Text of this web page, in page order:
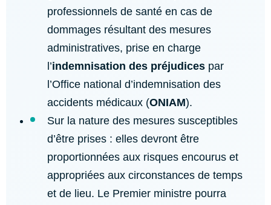
professionnels de santé en cas de
dommages résultant des mesures
administratives, prise en charge
l’indemnisation des préjudices par
l’Office national d’indemnisation des
accidents médicaux (ONIAM).
Sur la nature des mesures susceptibles
d’être prises : elles devront être
proportionnées aux risques encourus et
appropriées aux circonstances de temps
et de lieu. Le Premier ministre pourra